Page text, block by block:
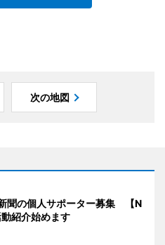
次の地図
聞の個人サポーター募集 【N
紹介始めます